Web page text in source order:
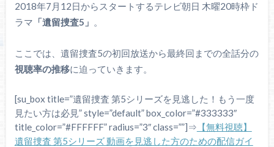
2018年7月12日からスタートするテレビ朝日 木曜20時枠ド
ラマ 「遺留捜査5」 。
ここでは、遺留捜査5の初回放送から最終回までの全話分の
視聴率の推移に迫っていきます。
[su_box title=”遺留捜査 第5シリーズを見逃した！もう一度
見たい方は必見” style=”default” box_color=”#333333″
title_color=”#FFFFFF” radius=”3″ class=””]⇒ 【無料視聴】
遺留捜査 第5シリーズ 動画を見逃した方のための配信ガイ